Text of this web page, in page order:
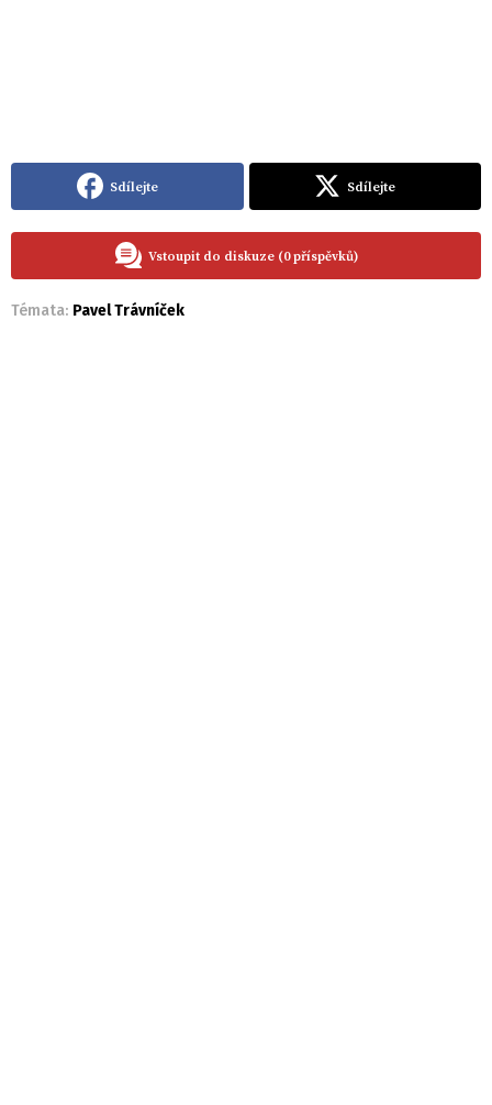
Sdílejte Sdílejte
Vstoupit do diskuze (0 příspěvků)
Témata: Pavel Trávníček